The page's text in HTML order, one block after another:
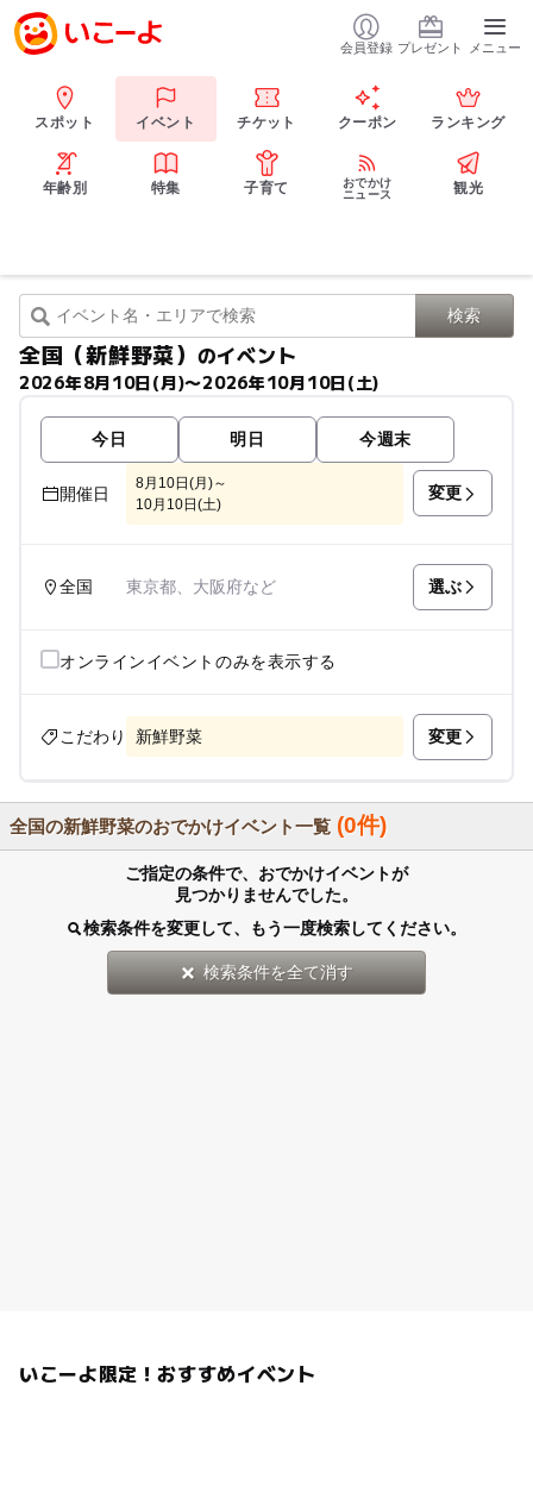
会員登録 プレゼント メニュー
スポット イベント チケット クーポン ランキング
年齢別 特集 子育て
おでかけ
ニュース
観光
全国（新鮮野菜） のイベント
2026年8月10日(月)〜2026年10月10日(土)
今日 明日 今週末
開催日
8月10日(月)～
10月10日(土)
変更
全国 東京都、大阪府など 選ぶ
オンラインイベントのみを表示する
こだわり 新鮮野菜 変更
全国の新鮮野菜のおでかけイベント一覧 (0件)
ご指定の条件で、おでかけイベントが
見つかりませんでした。
検索条件を変更して、もう一度検索してください。
検索条件を全て消す
いこーよ限定！おすすめイベント